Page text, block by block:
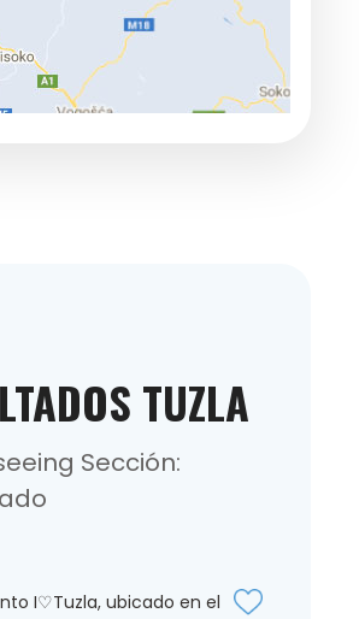
TUZLA
Sección:
I♡Tuzla, ubicado en el